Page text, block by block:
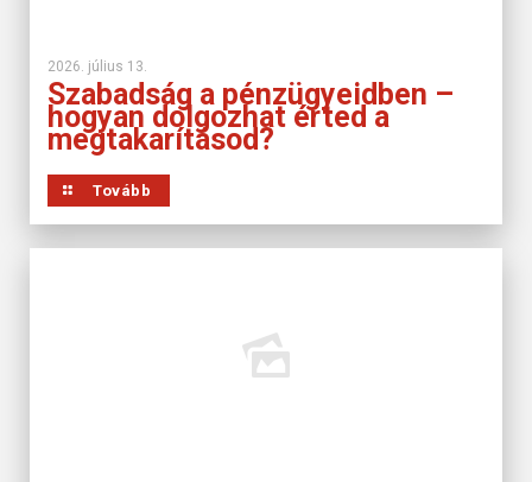
2026. július 13.
Szabadság a pénzügyeidben –
hogyan dolgozhat érted a
megtakarításod?
Tovább